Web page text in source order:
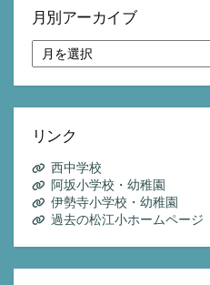
月別アーカイブ
別
ア
イ
リンク
西中学校
阿坂小学校・幼稚園
伊勢寺小学校・幼稚園
過去の松江小ホームページ